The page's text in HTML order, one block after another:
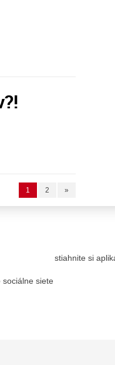
1 2 »
sociálne siete
stiahnite si